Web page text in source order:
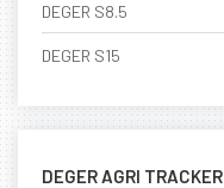
DEGER S8.5
DEGER S15
DEGER AGRI TRACKER